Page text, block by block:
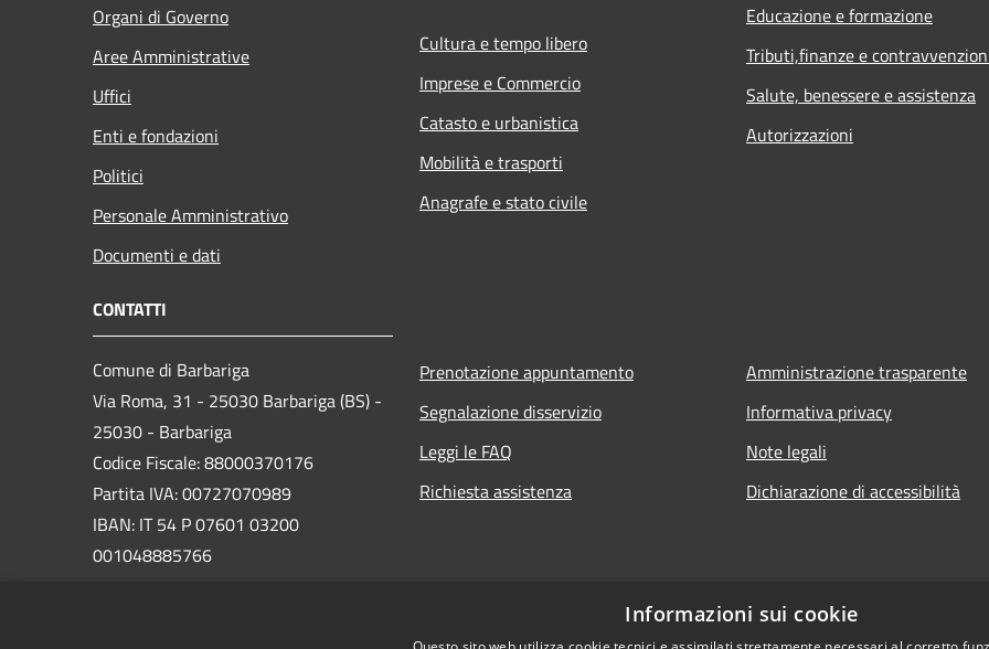
Organi di Governo
Aree Amministrative
Uffici
Enti e fondazioni
Politici
Personale Amministrativo
Documenti e dati
Cultura e tempo libero
Imprese e Commercio
Catasto e urbanistica
Mobilità e trasporti
Anagrafe e stato civile
Educazione e formazione
Tributi,finanze e
Salute, benessere e assistenza
Autorizzazioni
CONTATTI
Comune di Barbariga
Via Roma, 31 - 25030 Barbariga (BS) -
25030 - Barbariga
Codice Fiscale: 88000370176
Partita IVA: 00727070989
IBAN: IT 54 P 07601 03200
001048885766
uffprotocollo@pec.comune.barbariga.bs.it
Prenotazione appuntamento
Segnalazione disservizio
Leggi le FAQ
Richiesta assistenza
Amministrazione trasparente
Informativa privacy
Note legali
Dichiarazione di accessibilità
Informazioni sui cookie